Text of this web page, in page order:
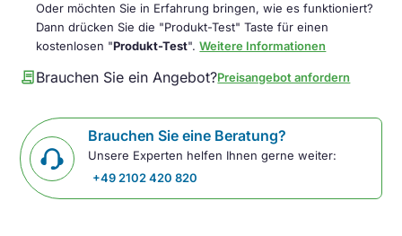
Oder möchten Sie in Erfahrung bringen, wie es funktioniert?
Dann drücken Sie die "Produkt-Test" Taste für einen
kostenlosen "Produkt-Test".Weitere Informationen
contractBrauchen Sie ein Angebot?Preisangebot anfordern
Brauchen Sie eine Beratung?
Unsere Experten helfen Ihnen gerne weiter:
+49 2102 420 820